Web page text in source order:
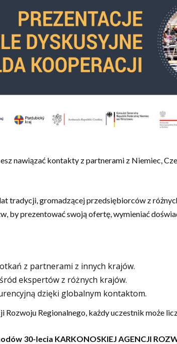
nawiązać kontakty z partnerami z Niemiec,
tradycji, gromadzącej przedsiębiorców z
by prezentować swoją ofertę, wymieniać
z partnerami z innych krajów.
ekspertów z różnych krajów.
dzięki globalnym kontaktom.
Regionalnego, każdy uczestnik może
30-lecia KARKONOSKIEJ AGENCJI